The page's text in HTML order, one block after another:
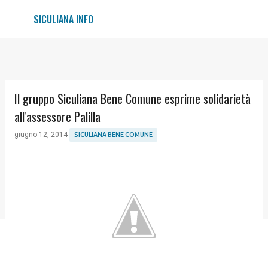
Passa ai contenuti principali
SICULIANA INFO
Il gruppo Siculiana Bene Comune esprime solidarietà
all'assessore Palilla
giugno 12, 2014 SICULIANA BENE COMUNE